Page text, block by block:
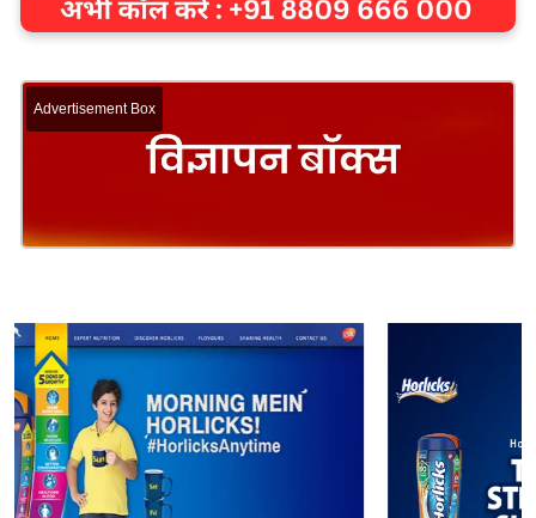
Advertisement Box